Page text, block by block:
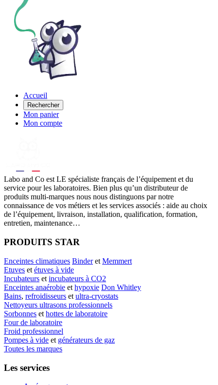
Accueil
Rechercher
Mon panier
Mon compte
Labo and Co est LE spécialiste français de l’équipement et du
service pour les laboratoires. Bien plus qu’un distributeur de
produits multi-marques nous nous distinguons par notre
connaissance de vos métiers et les services associés : aide au choix
de l’équipement, livraison, installation, qualification, formation,
entretien, maintenance…
PRODUITS STAR
Enceintes climatiques Binderet Memmert
Etuves et étuves à vide
Incubateurs et incubateurs à CO2
Enceintes anaérobie et hypoxie Don Whitley
Bains, refroidisseurs et ultra-cryostats
Nettoyeurs ultrasons professionnels
Sorbonnes et hottes de laboratoire
Four de laboratoire
Froid professionnel
Pompes à vide et générateurs de gaz
Toutes les marques
Les services